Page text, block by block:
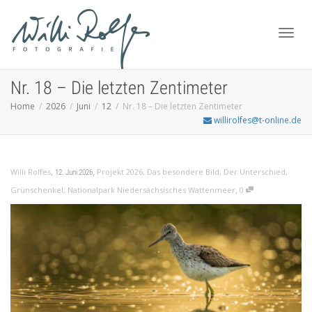
Nr. 18 – Die letzten Zentimeter
Home 2026 Juni 12
Nr. 18 – Die letzten Zentimeter
willirolfes@t-online.de
Willi Rolfes, 12. Juni 2026, Projekt 2026, Das besondere Bild, Der Unterschied,
Grünschenkel, Nationalpark Niedersächsisches Wattenmeer, 0